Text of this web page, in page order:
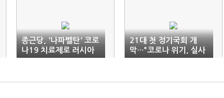
종근당, '나파벨탄' 코로
나19 치료제로 러시아
임상 2상 승인
21대 첫 정기국회 개
막…"코로나 위기, 실사
구시 국회 만들자"